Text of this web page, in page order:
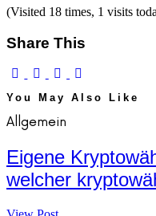
(Visited 18 times, 1 visits
Share This
You May Also Like
Allgemein
Eigene
welcher